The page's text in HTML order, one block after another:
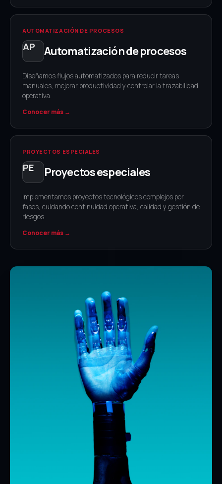
AUTOMATIZACIÓN DE PROCESOS
Automatización de procesos
Diseñamos flujos automatizados para reducir tareas
manuales, mejorar productividad y controlar la trazabilidad
operativa.
Conocer más →
PROYECTOS ESPECIALES
Proyectos especiales
Implementamos proyectos tecnológicos complejos por
fases, cuidando continuidad operativa, calidad y gestión de
riesgos.
Conocer más →